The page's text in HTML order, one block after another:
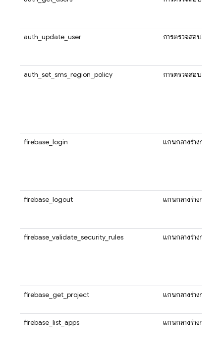
auth_update_user การตรวจสอบสิทธิ์
auth_set_sms_region_policy การตรวจสอบสิทธิ์
firebase_login แกนกลางร่างกาย
firebase_logout แกนกลางร่างกาย
firebase_validate_security_rules แกนกลางร่างกาย
firebase_get_project แกนกลางร่างกาย
firebase_list_apps แกนกลางร่างกาย